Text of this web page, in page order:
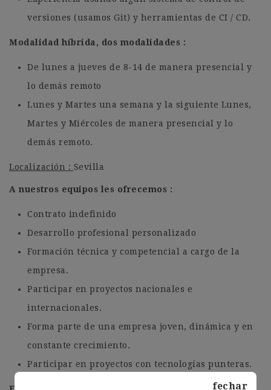
versiones (usamos Git) y herramientas de CI / CD.
Modalidad híbrida, dos modalidades :
De lunes a jueves de 8-14 de manera presencial y
lo demás remoto
Lunes y Martes una semana y la siguiente Lunes,
Martes y Miércoles de manera presencial y lo
demás remoto.
Localización : Sevilla
A nuestros equipos les ofrecemos :
Contrato indefinido
Desarrollo profesional personalizado
Formación técnica y competencial a cargo de la
empresa.
Participar en proyectos nacionales e
internacionales.
Forma parte de una empresa joven, dinámica y en
constante crecimiento.
Participar en proyectos con tecnologías punteras.
fechar